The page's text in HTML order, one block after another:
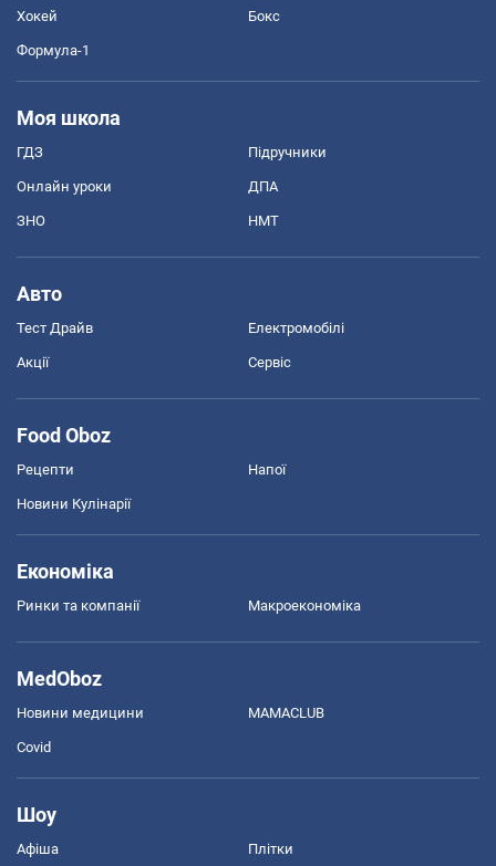
Хокей Бокс
Формула-1
Моя школа
ГДЗ Підручники
Онлайн уроки ДПА
ЗНО НМТ
Авто
Тест Драйв Електромобілі
Акції Сервіс
Food Oboz
Рецепти Напої
Новини Кулінарії
Економіка
Ринки та компанії Макроекономіка
MedOboz
Новини медицини MAMACLUB
Covid
Шоу
Афіша Плітки